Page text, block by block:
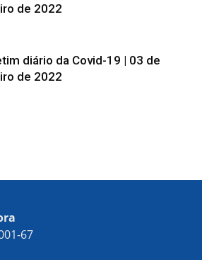
de 2022
diário da Covid-19 | 03 de
de 2022
67